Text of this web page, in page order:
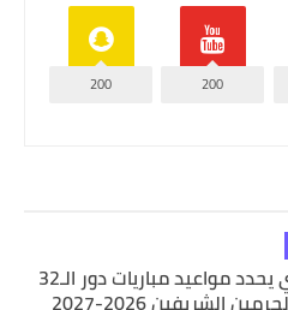
200
200
الاتحاد السعودي يحدد مواعيد مباريات دور الـ32
الشريفين 2026-2027